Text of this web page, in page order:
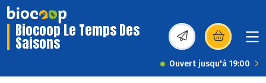
Biocoop Le Temps Des
Saisons (s’ouvre dans une
Ouvert jusqu'à 19:00